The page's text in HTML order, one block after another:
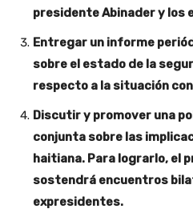
presidente Abinader y los
Entregar un informe
sobre el estado de la
respecto a la situación
Discutir y promover una
conjunta sobre las
haitiana. Para lograrlo, el
sostendrá encuentros
expresidentes.